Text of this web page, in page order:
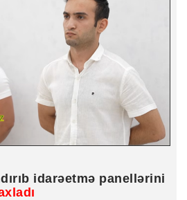
idarəetmə panellərini